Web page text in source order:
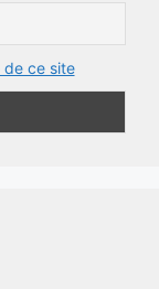
ce site